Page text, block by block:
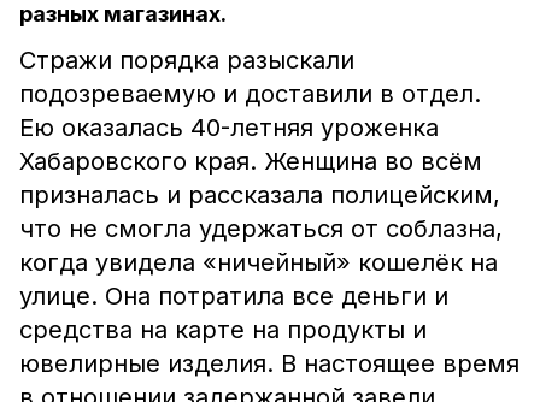
разных магазинах.
Стражи порядка разыскали
подозреваемую и доставили в отдел.
Ею оказалась 40-летняя уроженка
Хабаровского края. Женщина во всём
призналась и рассказала полицейским,
что не смогла удержаться от соблазна,
когда увидела «ничейный» кошелёк на
улице. Она потратила все деньги и
средства на карте на продукты и
ювелирные изделия. В настоящее время